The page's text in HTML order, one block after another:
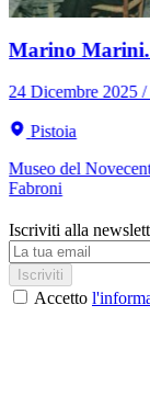
Marino
24 Dicembre 2025
Pistoia
Museo del
Fabroni
Iscriviti alla
Iscriviti
Accetto